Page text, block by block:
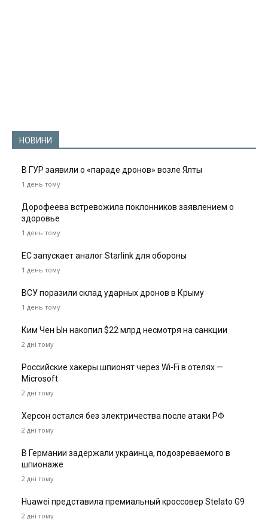
НОВИНИ
В ГУР заявили о «параде дронов» возле Ялты
1 день тому
Дорофеева встревожила поклонников заявлением о
здоровье
1 день тому
ЕС запускает аналог Starlink для обороны
1 день тому
ВСУ поразили склад ударных дронов в Крыму
1 день тому
Ким Чен Ын накопил $22 млрд несмотря на санкции
2 дні тому
Российские хакеры шпионят через Wi-Fi в отелях —
Microsoft
2 дні тому
Херсон остался без электричества после атаки РФ
2 дні тому
В Германии задержали украинца, подозреваемого в
шпионаже
2 дні тому
Huawei представила премиальный кроссовер Stelato G9
2 дні тому